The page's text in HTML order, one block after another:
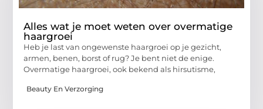
Alles wat je moet weten over overmatige
haargroei
Heb je last van ongewenste haargroei op je gezicht,
armen, benen, borst of rug? Je bent niet de enige.
Overmatige haargroei, ook bekend als hirsutisme,
Beauty En Verzorging